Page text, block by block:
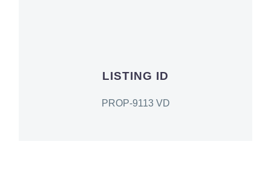
LISTING ID
PROP-9113 VD